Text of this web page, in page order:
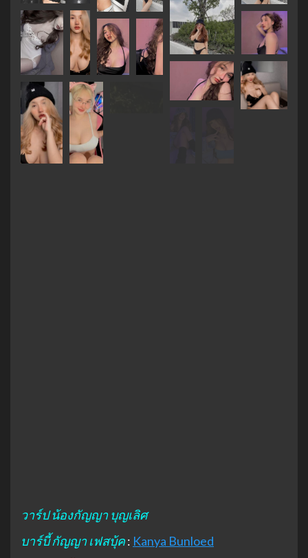
วาร์ป น้องกัญญา บุญเลิศ
บาร์บี้ กัญญา เฟสบุ้ค: Kanya Bunloed